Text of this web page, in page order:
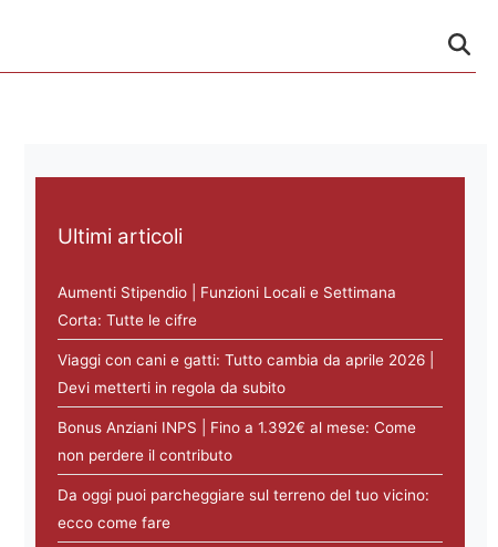
Ultimi articoli
Aumenti Stipendio | Funzioni Locali e Settimana
Corta: Tutte le cifre
Viaggi con cani e gatti: Tutto cambia da aprile 2026 |
Devi metterti in regola da subito
Bonus Anziani INPS | Fino a 1.392€ al mese: Come
non perdere il contributo
Da oggi puoi parcheggiare sul terreno del tuo vicino:
ecco come fare